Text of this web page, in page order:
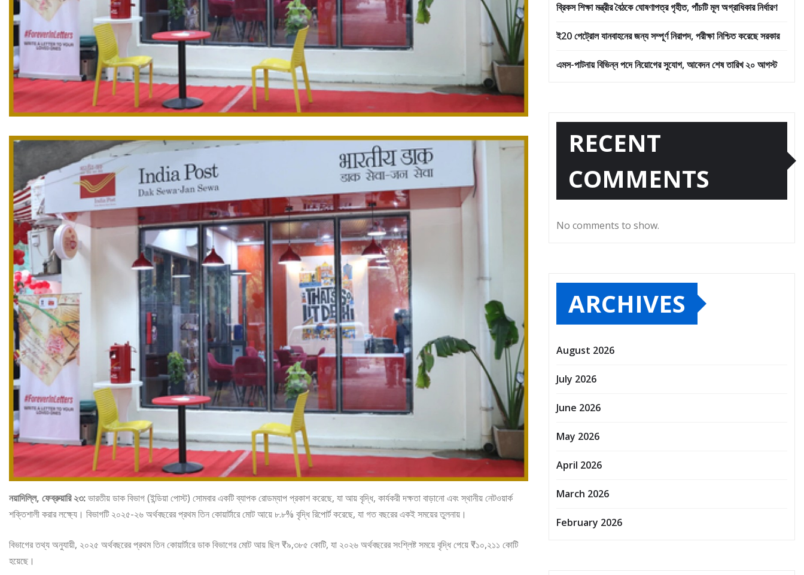
নয়াদিল্লি, ফেব্রুয়ারি ২৩:ভারতীয় ডাক বিভাগ (ইন্ডিয়া পোস্ট) সোমবার একটি ব্যাপক রোডম্যাপ প্রকাশ করেছে, যা আয় বৃদ্ধি, কার্যকরী দক্ষতা বাড়ানো এবং স্থানীয় নেটওয়ার্ক
শক্তিশালী করার লক্ষ্যে। বিভাগটি ২০২৫-২৬ অর্থবছরের প্রথম তিন কোয়ার্টারে মোট আয়ে ৮.৮% বৃদ্ধি রিপোর্ট করেছে, যা গত বছরের একই সময়ের তুলনায়।
বিভাগের তথ্য অনুযায়ী, ২০২৫ অর্থবছরের প্রথম তিন কোয়ার্টারে ডাক বিভাগের মোট আয় ছিল ₹৯,৩৮৫ কোটি, যা ২০২৬ অর্থবছরের সংশ্লিষ্ট সময়ে বৃদ্ধি পেয়ে ₹১০,২১১ কোটি
হয়েছে।
ব্রিকস শিক্ষা মন্ত্রীর বৈঠকে ঘোষণাপত্র গৃহীত, পাঁচটি মূল অগ্রাধিকার নির্ধারণ
ই20 পেট্রোল যানবাহনের জন্য সম্পূর্ণ নিরাপদ, পরীক্ষা নিশ্চিত করেছে সরকার
এমস-পাটনায় বিভিন্ন পদে নিয়োগের সুযোগ, আবেদন শেষ তারিখ ২০ আগস্ট
RECENT
COMMENTS
No comments to show.
ARCHIVES
August 2026
July 2026
June 2026
May 2026
April 2026
March 2026
February 2026